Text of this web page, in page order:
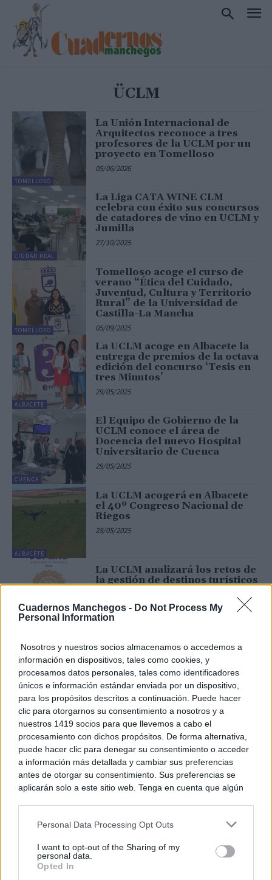
Cuadernos Manchegos - Do Not Process My
Personal Information
Nosotros y nuestros socios almacenamos o accedemos a
información en dispositivos, tales como cookies, y
procesamos datos personales, tales como identificadores
únicos e información estándar enviada por un dispositivo,
para los propósitos descritos a continuación. Puede hacer
clic para otorgarnos su consentimiento a nosotros y a
nuestros 1419 socios para que llevemos a cabo el
procesamiento con dichos propósitos. De forma alternativa,
puede hacer clic para denegar su consentimiento o acceder
a información más detallada y cambiar sus preferencias
antes de otorgar su consentimiento. Sus preferencias se
aplicarán solo a este sitio web. Tenga en cuenta que algún
rechazar tal procesamiento. Puede cambiar sus preferencias
a este sitio y haciendo clic en el botón "Privacidad" en la
parte inferior de la página web.
Personal Data Processing Opt Outs
I want to opt-out of the Sharing of my
personal data.
Opted In
ÜCLM
TOMELLOSO
La Unión Internacional de
Arquitectos reconoce a tres
profesores de la UCLM por un
proyecto en Tomelloso
05/06/2026
CIUDAD REAL
La Liga CATA WINE CLM
celebra con éxito sus concursos
de catadores de vino en UCLM y
Jumilla
27/10/2025
TOMELLOSO
Tomelloso acoge el curso de
verano “Ética del Cuidado,
Juventud, Cultura y Territorio
Rural” de la Universidad de
Castilla-La Mancha
05/09/2025
ALBACETE
La UCLM acoge en Albacete la
entrega de premios de la octava
edición del concurso ‘Tesis en
tres Minutos’
29/05/2025
CUENCA
El Equipo de Gobierno de la
UCLM conoce el área de
Docencia del nuevo Hospital
Universitario de Cuenca
29/05/2025
ALBACETE
La UCLM acogerá en Albacete
el 40º Congreso Nacional de
Riegos
28/05/2025
La UCLM analizará los retos de
la gestión de destinos turísticos
27/05/2025
CUENCA
El IES Alfonso VIII y el IES
Albasit ganan la Olimpiada de
Ingeniería en la Edificación de
la UCLM
26/05/2025
ALBACETE
Humanidades de Albacete
presenta la exposición “Del
tormento al éxtasis: arte y
literatura como refugio para el
alma”
23/05/2025
ALBACETE
La UCLM contará con becas
para estudiantes con
estudios en el curso 2025/2026